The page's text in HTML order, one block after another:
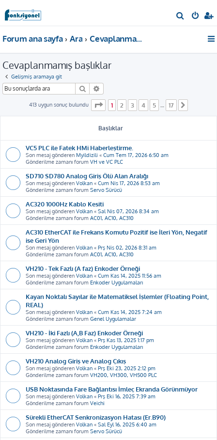
r
Forum ana sayfa Ara Cevaplanmamış başlıklar
Cevaplanmamış başlıklar
Gelişmiş aramaya git
Ara
413 uygun sonuç bulundu . sayfa (Toplam 17 sayfa)
1 2 3 4 5 17
Başlıklar
VC5 PLC ile Fatek HMi Haberleştirme.
Son mesaj gönderen Myildizili « Cum Tem 17, 2026 6:50 am
Gönderilme zamanı forum VH ve VC PLC
SD710 SD780 Analog Giriş Ölü Alan Aralığı
Son mesaj gönderen Volkan « Cum Nis 17, 2026 8:53 am
Gönderilme zamanı forum Servo Sürücü
AC320 1000Hz Kablo Kesiti
Son mesaj gönderen Volkan « Sal Nis 07, 2026 8:34 am
Gönderilme zamanı forum AC01, AC10, AC310
AC310 EtherCAT ile Frekans Komutu Pozitif ise İleri Yön, Negatif
ise Geri Yön
Son mesaj gönderen Volkan « Prş Nis 02, 2026 8:31 am
Gönderilme zamanı forum AC01, AC10, AC310
VH210 - Tek Fazlı (A faz) Enkoder Örneği
Son mesaj gönderen Volkan « Cum Kas 14, 2025 11:56 am
Gönderilme zamanı forum Enkoder Uygulamaları
Kayan Noktalı Sayılar ile Matematiksel İşlemler (Floating Point,
REAL)
Son mesaj gönderen Volkan « Cum Kas 14, 2025 7:24 am
Gönderilme zamanı forum Genel Uygulamalar
VH210 - İki Fazlı (A,B Faz) Enkoder Örneği
Son mesaj gönderen Volkan « Prş Kas 13, 2025 1:17 pm
Gönderilme zamanı forum Enkoder Uygulamaları
VH210 Analog Giriş ve Analog Çıkış
Son mesaj gönderen Volkan « Prş Eki 23, 2025 2:12 pm
Gönderilme zamanı forum VH200, VH300, VH500 PLC
USB Noktasında Fare Bağlantısı İmleç Ekranda Görünmüyor
Son mesaj gönderen Volkan « Prş Eki 16, 2025 7:39 am
Gönderilme zamanı forum Veichi
Sürekli EtherCAT Senkronizasyon Hatası (Er.B90)
Son mesaj gönderen Volkan « Sal Eyl 16, 2025 6:40 am
Gönderilme zamanı forum Servo Sürücü